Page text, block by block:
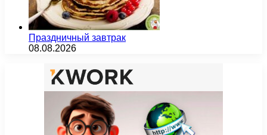
Праздничный завтрак
08.08.2026